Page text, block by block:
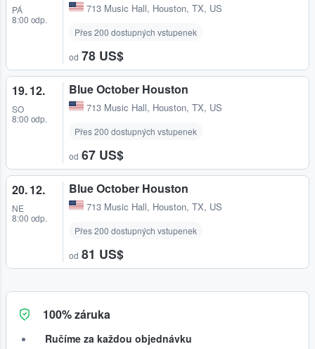
PÁ
8:00 odp.
713 Music Hall, Houston, TX, US
Přes 200 dostupných vstupenek
od 78 US$
19. 12.
SO
8:00 odp.
Blue October Houston
713 Music Hall, Houston, TX, US
Přes 200 dostupných vstupenek
od 67 US$
20. 12.
NE
8:00 odp.
Blue October Houston
713 Music Hall, Houston, TX, US
Přes 200 dostupných vstupenek
od 81 US$
100% záruka
Ručíme za každou objednávku